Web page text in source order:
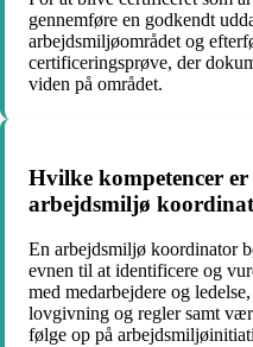
gennemføre en godkendt
arbejdsmiljøområdet og
certificeringsprøve, der
viden på området.
Hvilke kompetencer
arbejdsmiljø
En arbejdsmiljø koordinator
evnen til at identificere og
med medarbejdere og
lovgivning og regler samt
følge op på